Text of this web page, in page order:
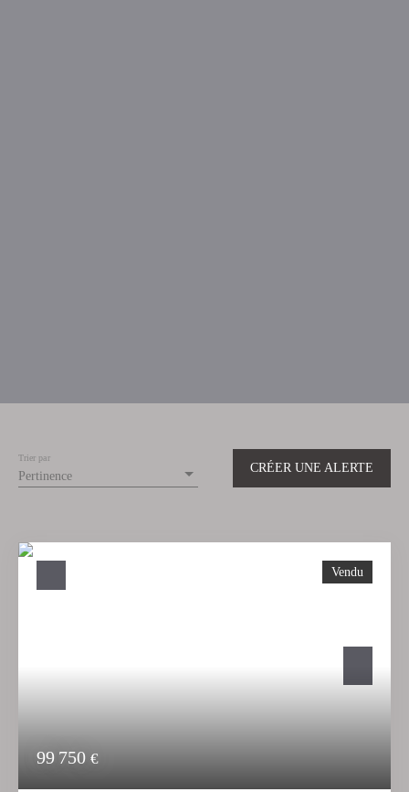
Pertinence
Trier par
CRÉER UNE ALERTE
Vendu
99 750 €